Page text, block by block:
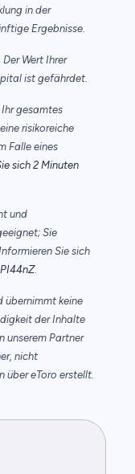
in der
Ergebnisse.
Wert Ihrer
ist gefährdet.
Ihr gesamtes
risikoreiche
Falle eines
sich 2 Minuten
und
Sie
Sie sich
.
übernimmt keine
der Inhalte
unserem Partner
nicht
über eToro erstellt.